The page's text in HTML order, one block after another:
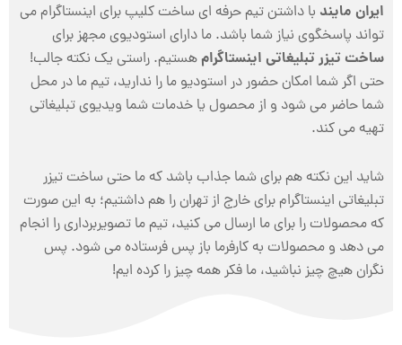
ایران مایند با داشتن تیم حرفه ای ساخت کلیپ برای اینستاگرام می
تواند پاسخگوی نیاز شما باشد. ما دارای استودیوی مجهز برای
ساخت تیزر تبلیغاتی اینستاگرامهستیم. راستی یک نکته جالب!
حتی اگر شما امکان حضور در استودیو ما را ندارید، تیم ما در محل
شما حاضر می شود و از محصول یا خدمات شما ویدیوی تبلیغاتی
تهیه می کند.
شاید این نکته هم برای شما جذاب باشد که ما حتی ساخت تیزر
تبلیغاتی اینستاگرام برای خارج از تهران را هم داشتیم؛ به این صورت
که محصولات را برای ما ارسال می کنید، تیم ما تصویربرداری را انجام
می دهد و محصولات به کارفرما باز پس فرستاده می شود. پس
نگران هیچ چیز نباشید، ما فکر همه چیز را کرده ایم!